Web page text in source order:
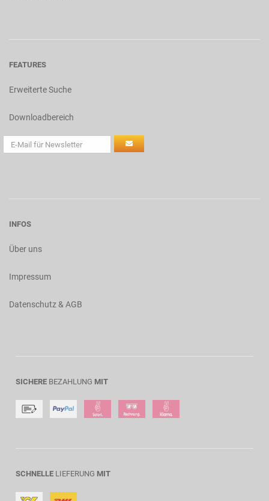
FEATURES
Erweiterte Suche
Downloadbereich
INFOS
Über uns
Impressum
Datenschutz & AGB
SICHERE BEZAHLUNG MIT
SCHNELLE LIEFERUNG MIT